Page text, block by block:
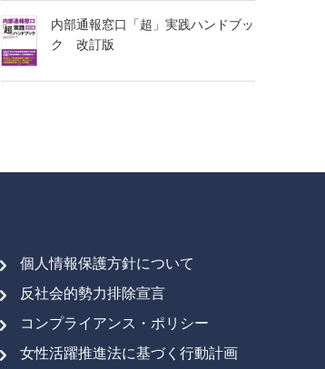
内部通報窓口「超」実践ハンドブッ
ク 改訂版
個人情報保護方針について
反社会的勢力排除宣言
コンプライアンス・ポリシー
女性活躍推進法に基づく行動計画